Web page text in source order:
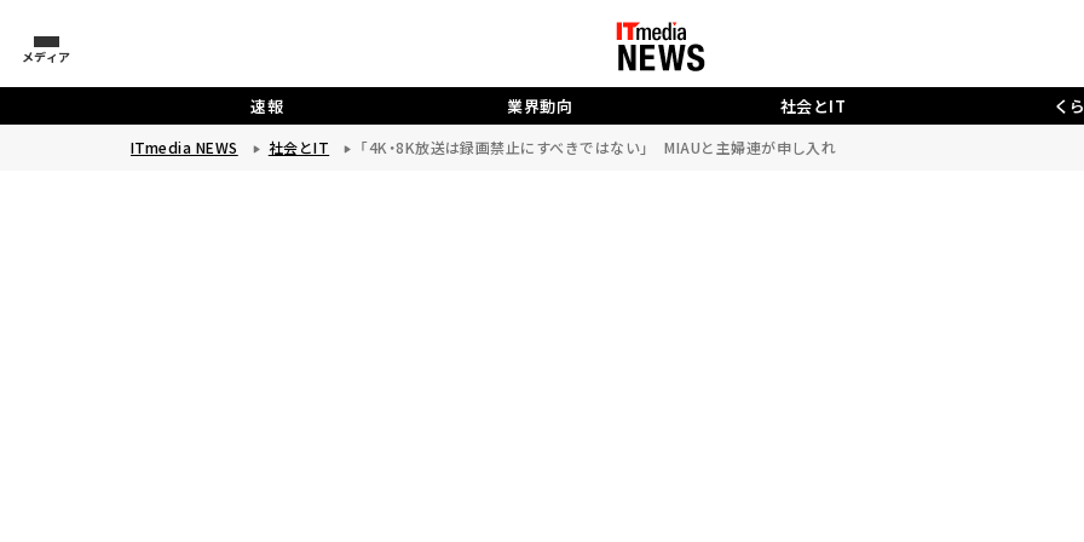
メディア
速報 業界動向 社会とIT く
ITmedia NEWS 社会とIT 「4K・8K放送は録画禁止にすべきではない」 MIAUと主婦連が申し入れ